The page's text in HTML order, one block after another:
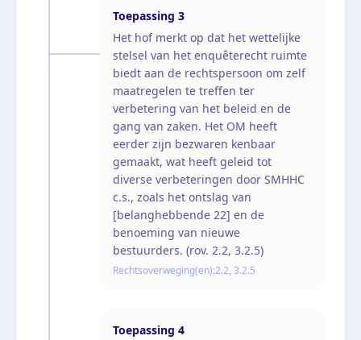
Toepassing 3
Het hof merkt op dat het wettelijke
stelsel van het enquêterecht ruimte
biedt aan de rechtspersoon om zelf
maatregelen te treffen ter
verbetering van het beleid en de
gang van zaken. Het OM heeft
eerder zijn bezwaren kenbaar
gemaakt, wat heeft geleid tot
diverse verbeteringen door SMHHC
c.s., zoals het ontslag van
[belanghebbende 22] en de
benoeming van nieuwe
bestuurders. (rov. 2.2, 3.2.5)
Rechtsoverweging(en):2.2, 3.2.5
Toepassing 4